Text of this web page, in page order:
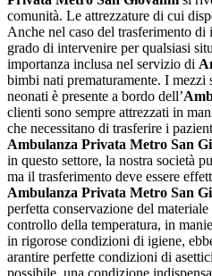
comunità. Le attrezzature di cui
Anche nel caso del trasferimento di
grado di intervenire per qualsiasi
importanza inclusa nel servizio di
bimbi nati prematuramente. I mezzi
neonati è presente a bordo dell’
clienti sono sempre attrezzati in
che necessitano di trasferire i
Ambulanza Privata Metro San
in questo settore, la nostra società
ma il trasferimento deve essere
Ambulanza Privata Metro San
perfetta conservazione del
controllo della temperatura, in
in rigorose condizioni di igiene,
arantire perfette condizioni di